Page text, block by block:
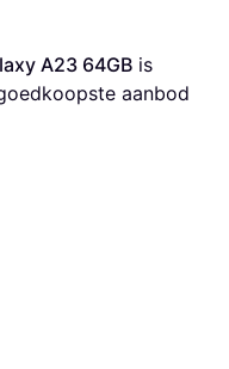
A23 64GB
aanbod